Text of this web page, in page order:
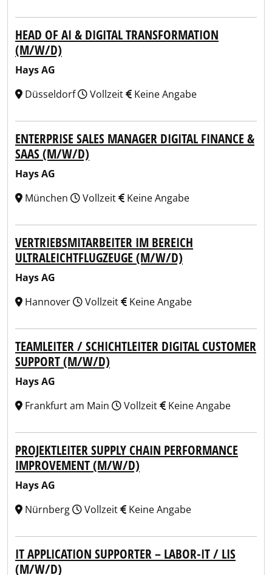
HEAD OF AI & DIGITAL TRANSFORMATION
(M/W/D)
Hays AG
Düsseldorf
Vollzeit Keine Angabe
ENTERPRISE SALES MANAGER DIGITAL FINANCE &
SAAS (M/W/D)
Hays AG
München
Vollzeit Keine Angabe
VERTRIEBSMITARBEITER IM BEREICH
ULTRALEICHTFLUGZEUGE (M/W/D)
Hays AG
Hannover
Vollzeit Keine Angabe
TEAMLEITER / SCHICHTLEITER DIGITAL CUSTOMER
SUPPORT (M/W/D)
Hays AG
Frankfurt am Main
Vollzeit Keine Angabe
PROJEKTLEITER SUPPLY CHAIN PERFORMANCE
IMPROVEMENT (M/W/D)
Hays AG
Nürnberg
Vollzeit Keine Angabe
IT APPLICATION SUPPORTER – LABOR-IT / LIS
(M/W/D)